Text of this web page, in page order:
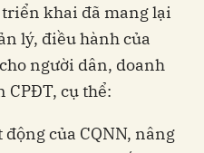
khai đã mang lại
lý, điều hành của
người dân, doanh
CPĐT, cụ thể:
của CQNN, nâng